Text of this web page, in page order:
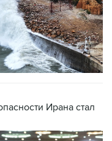
Ирана стал